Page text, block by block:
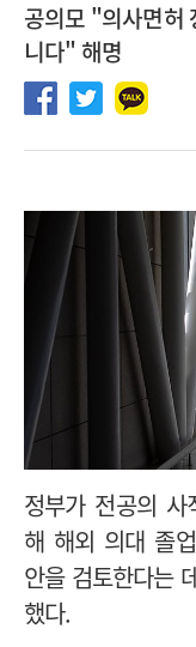
공의모 "의사면
니다" 해명
정부가 전공의
해 해외 의대 졸
안을 검토한다는
했다.